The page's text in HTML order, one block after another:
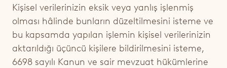
Kişisel verilerinizin eksik veya yanlış işlenmiş
olması hâlinde bunların düzeltilmesini isteme ve
bu kapsamda yapılan işlemin kişisel verilerinizin
aktarıldığı üçüncü kişilere bildirilmesini isteme,
6698 sayılı Kanun ve sair mevzuat hükümlerine